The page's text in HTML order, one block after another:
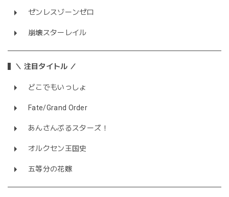
ゼンレスゾーンゼロ
崩壊スターレイル
＼ 注目タイトル ／
どこでもいっしょ
Fate/Grand Order
あんさんぶるスターズ！
オルクセン王国史
五等分の花嫁